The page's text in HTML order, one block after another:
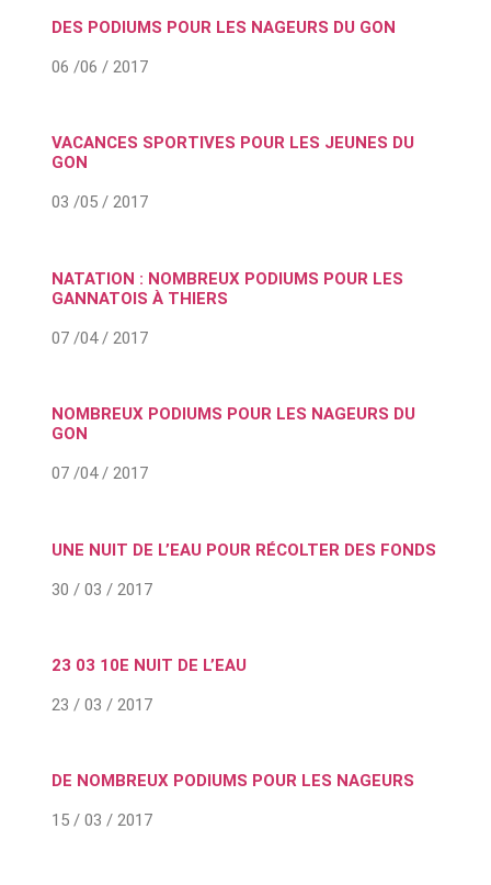
DES PODIUMS POUR LES NAGEURS DU GON
06 /06 / 2017
VACANCES SPORTIVES POUR LES JEUNES DU
GON
03 /05 / 2017
NATATION : NOMBREUX PODIUMS POUR LES
GANNATOIS À THIERS
07 /04 / 2017
NOMBREUX PODIUMS POUR LES NAGEURS DU
GON
07 /04 / 2017
UNE NUIT DE L’EAU POUR RÉCOLTER DES FONDS
30 / 03 / 2017
23 03 10E NUIT DE L’EAU
23 / 03 / 2017
DE NOMBREUX PODIUMS POUR LES NAGEURS
15 / 03 / 2017